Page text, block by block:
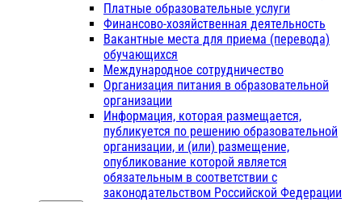
Платные образовательные услуги
Финансово-хозяйственная деятельность
Вакантные места для приема (перевода)
обучающихся
Международное сотрудничество
Организация питания в образовательной
организации
Информация, которая размещается,
публикуется по решению образовательной
организации, и (или) размещение,
опубликование которой является
обязательным в соответствии с
законодательством Российской Федерации